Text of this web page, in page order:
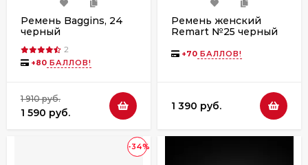
Ремень Baggins, 24
черный
2
+80 БАЛЛОВ!
1 910 руб.
1 590 руб.
Ремень женский
Remart №25 черный
+70 БАЛЛОВ!
1 390 руб.
-34%